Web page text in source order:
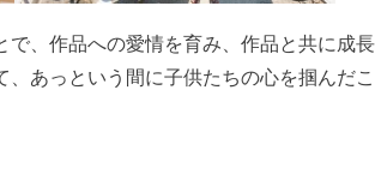
、作品への愛情を育み、作品と共に成長
あっという間に子供たちの心を掴んだこ